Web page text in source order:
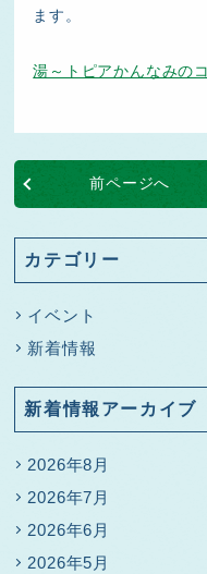
ます。
湯～トピアかんなみの
前ページへ
カテゴリー
イベント
新着情報
新着情報アーカイブ
2026年8月
2026年7月
2026年6月
2026年5月